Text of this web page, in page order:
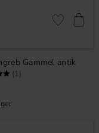
Gammel antik
(1)
Gem som